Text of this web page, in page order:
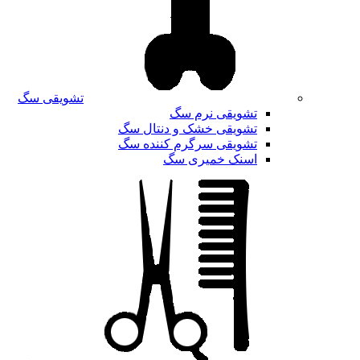
تشویقی سگ
تشویقی نرم سگ
تشویقی خشک و دنتال سگ
تشویقی سرگرم کننده سگ
اسنک خمیری سگ